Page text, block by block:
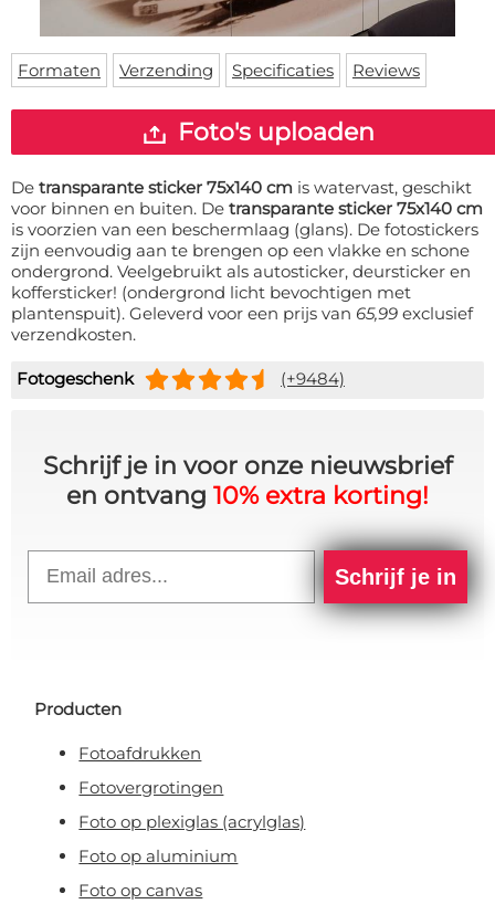
Vloermat
Skateboard deck
Levertijden
Inloggen
WhatsApp
Formaten Verzending Specificaties Reviews
Foto's uploaden
De transparante sticker 75x140 cm is watervast, geschikt
voor binnen en buiten. De transparante sticker 75x140 cm
is voorzien van een beschermlaag (glans). De fotostickers
zijn eenvoudig aan te brengen op een vlakke en schone
ondergrond. Veelgebruikt als autosticker, deursticker en
koffersticker! (ondergrond licht bevochtigen met
plantenspuit). Geleverd voor een prijs van 65,99 exclusief
verzendkosten.
Fotogeschenk (+9484)
Schrijf je in voor onze nieuwsbrief
en ontvang 10% extra korting!
Schrijf je in
Producten
Fotoafdrukken
Fotovergrotingen
Foto op plexiglas (acrylglas)
Foto op aluminium
Foto op canvas